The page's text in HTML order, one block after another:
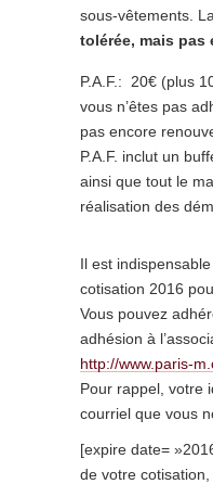
sous-vêtements. La
tolérée, mais pas
P.A.F.: 20€ (plus
vous n’êtes pas
pas encore
P.A.F. inclut un
ainsi que tout le
réalisation des
Il est
cotisation 2016
Vous pouvez
adhésion à
http://www.paris-
Pour rappel, votre
courriel que vous
[expire date=
de votre